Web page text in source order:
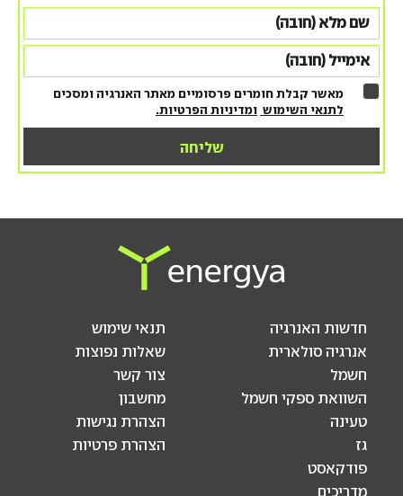
מאשר קבלת חומרים פרסומיים מאתר האנרגיה ומסכים
לתנאי השימוש ומדיניות הפרטיות.
חדשות האנרגיה
אנרגיה סולארית
חשמל
השוואת ספקי חשמל
טעינה
גז
פודקאסט
מדריכים
תנאי שימוש
שאלות נפוצות
צור קשר
מחשבון
הצהרת נגישות
הצהרת פרטיות